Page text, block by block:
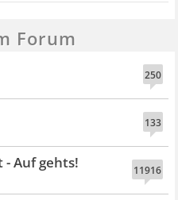
Forum
250
133
11916
- Auf gehts!